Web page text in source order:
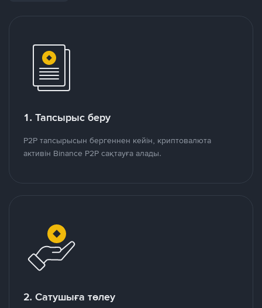
1. Тапсырыс беру
P2P тапсырысын бергеннен кейін, криптовалюта
активін Binance P2P сақтауға алады.
2. Сатушыға төлеу